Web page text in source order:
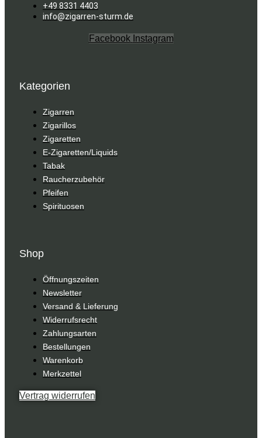
+49 8331 4403
info@zigarren-sturm.de
Facebook Instagram
Kategorien
Zigarren
Zigarillos
Zigaretten
E-Zigaretten/Liquids
Tabak
Raucherzubehör
Pfeifen
Spirituosen
Shop
Öffnungszeiten
Newsletter
Versand & Lieferung
Widerrufsrecht
Zahlungsarten
Bestellungen
Warenkorb
Merkzettel
Vertrag widerrufen